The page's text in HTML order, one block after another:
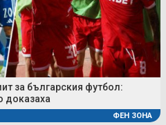
за българския футбол:
доказаха
ФЕН ЗОНА